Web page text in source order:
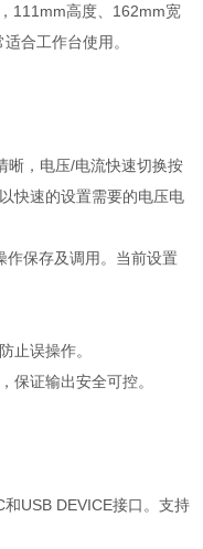
111mm高度、 162mm宽
合工作台使用。
晰，电压/电流快速切换按
快速的设置需要的电压电
作保存及调用。当前设置
止误操作。
保证输出安全可控。
和USB DEVICE接口。支持